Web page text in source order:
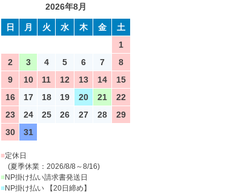
2026年8月
日 月 火 水 木 金
土
1
2
3 4 5 6 7
8
9
10 11 12 13 14
15
16
17 18 19 20 21
22
23
24 25 26 27 28
29
30
31
■定休日
(夏季休業：2026/8/8～8/16)
■NP掛け払い請求書発送日
■NP掛け払い 【20日締め】